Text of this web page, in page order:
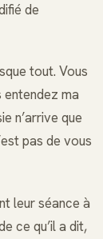
de
tout. Vous
ma
n’arrive que
pas de vous
leur séance à
ce qu’il a dit,